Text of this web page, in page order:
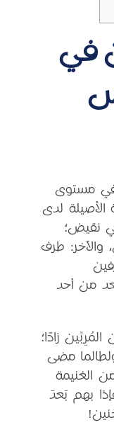
في
في مستوى
الأصيلة لدى
نقيض؛
والآخر: طرف
من أحد
زادًا؛
مضى
الغنيمة
بهم بَعدَ